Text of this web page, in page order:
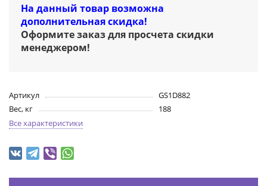
На данный товар возможна
дополнительная скидка!
Оформите заказ для просчета скидки
менеджером!
Артикул
GS1D882
Вес, кг
188
Все характеристики